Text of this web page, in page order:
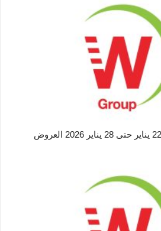
عروض ويست زون اليوم 22 يناير حتى 28 يناير 2026 العروض